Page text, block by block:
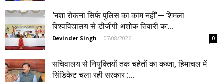
‘नशा रोकना सिर्फ पुलिस का काम नहीं’— शिमला
विश्वविद्यालय से डीजीपी अशोक तिवारी का...
Devinder Singh - 07/08/2026 0
सचिवालय से नियुक्तियों तक चहेतों का कब्जा, हिमाचल में
सिंडिकेट चला रही सरकार :...